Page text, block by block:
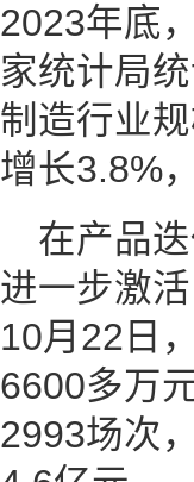
2023年底
家统计局
制造行业
增长3.8%
在产品
进一步激
10月22日
6600多万
2993场次